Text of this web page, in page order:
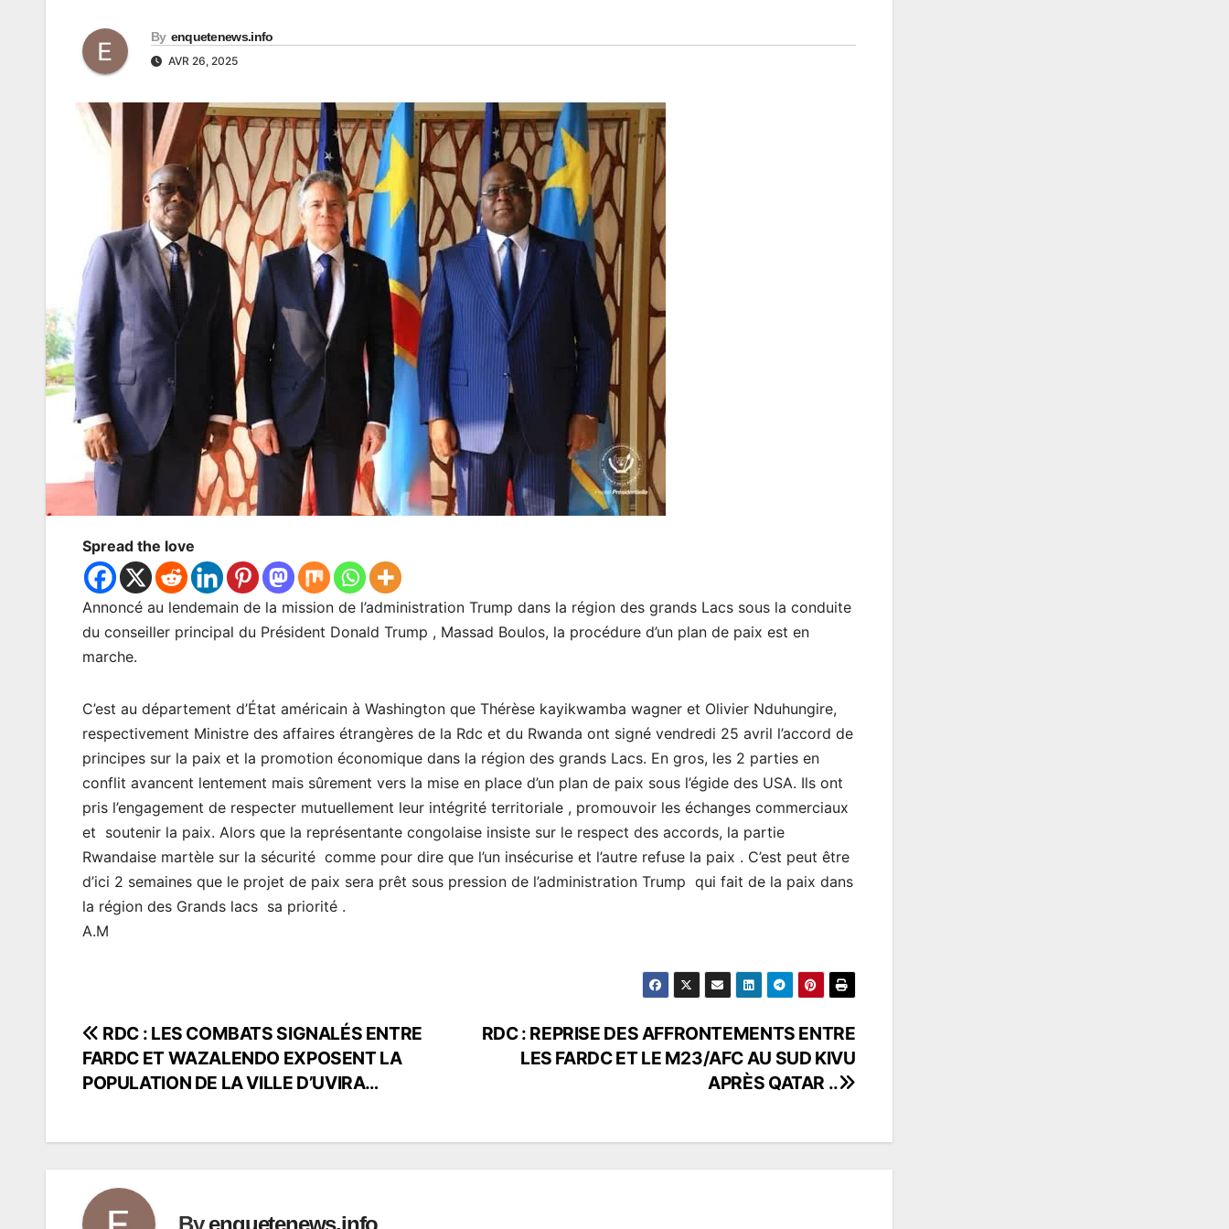
By enquetenews.info
AVR 26, 2025
Spread the love
Annoncé au lendemain de la mission de l’administration Trump dans la région des grands Lacs sous la conduite
du conseiller principal du Président Donald Trump , Massad Boulos, la procédure d’un plan de paix est en
marche.
C’est au département d’État américain à Washington que Thérèse kayikwamba wagner et Olivier Nduhungire,
respectivement Ministre des affaires étrangères de la Rdc et du Rwanda ont signé vendredi 25 avril l’accord de
principes sur la paix et la promotion économique dans la région des grands Lacs. En gros, les 2 parties en
conflit avancent lentement mais sûrement vers la mise en place d’un plan de paix sous l’égide des USA. Ils ont
pris l’engagement de respecter mutuellement leur intégrité territoriale , promouvoir les échanges commerciaux
et soutenir la paix. Alors que la représentante congolaise insiste sur le respect des accords, la partie
Rwandaise martèle sur la sécurité comme pour dire que l’un insécurise et l’autre refuse la paix . C’est peut être
d’ici 2 semaines que le projet de paix sera prêt sous pression de l’administration Trump qui fait de la paix dans
la région des Grands lacs sa priorité .
A.M
Navigation
de
RDC : REPRISE DES AFFRONTEMENTS ENTRE
LES FARDC ET LE M23/AFC AU SUD KIVU
APRÈS QATAR ..
RDC : LES COMBATS SIGNALÉS ENTRE
FARDC ET WAZALENDO EXPOSENT LA
POPULATION DE LA VILLE D’UVIRA…